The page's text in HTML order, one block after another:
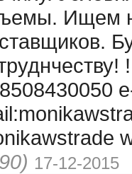
Ищем
17-12-2015